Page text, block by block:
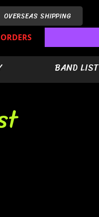
OVERSEAS SHIPPING
BAND LIST